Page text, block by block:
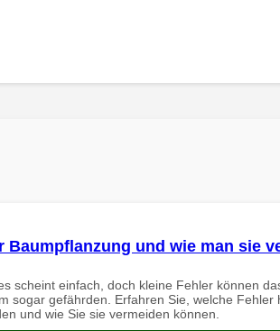
Baumpflanzung und wie man sie
scheint einfach, doch kleine Fehler können
sogar gefährden. Erfahren Sie, welche Fehler
und wie Sie sie vermeiden können.